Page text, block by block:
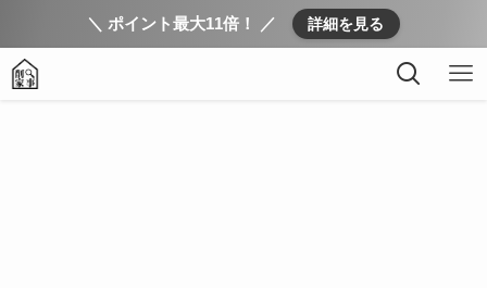
＼ ポイント最大11倍！ ／ 詳細を見る